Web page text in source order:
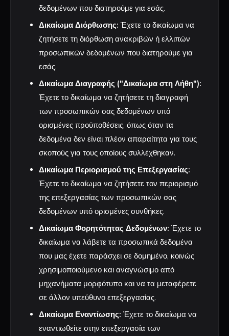
δεδομένων που διατηρούμε για εσάς.
Δικαίωμα Διόρθωσης: Έχετε το δικαίωμα να
ζητήσετε τη διόρθωση ανακριβών ή ελλιπών
προσωπικών δεδομένων που διατηρούμε για
εσάς.
Δικαίωμα Διαγραφής ("Δικαίωμα στη Λήθη"):
Έχετε το δικαίωμα να ζητήσετε τη διαγραφή
των προσωπικών σας δεδομένων υπό
ορισμένες προϋποθέσεις, όπως όταν τα
δεδομένα δεν είναι πλέον απαραίτητα για τους
σκοπούς για τους οποίους συλλέχθηκαν.
Δικαίωμα Περιορισμού της Επεξεργασίας:
Έχετε το δικαίωμα να ζητήσετε τον περιορισμό
της επεξεργασίας των προσωπικών σας
δεδομένων υπό ορισμένες συνθήκες.
Δικαίωμα Φορητότητας Δεδομένων: Έχετε το
δικαίωμα να λάβετε τα προσωπικά δεδομένα
που μας έχετε παράσχει σε δομημένο, κοινώς
χρησιμοποιούμενο και αναγνώσιμο από
μηχανήματα μορφότυπο και να τα μεταφέρετε
σε άλλον υπεύθυνο επεξεργασίας.
Δικαίωμα Εναντίωσης: Έχετε το δικαίωμα να
εναντιωθείτε στην επεξεργασία των